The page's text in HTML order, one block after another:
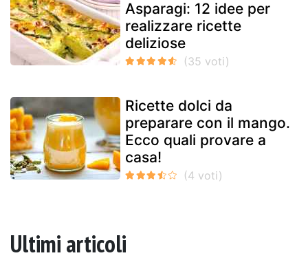
Asparagi: 12 idee per
realizzare ricette
deliziose
Ricette dolci da
preparare con il mango.
Ecco quali provare a
casa!
Ultimi articoli